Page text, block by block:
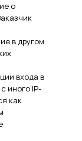
о
в другом
входа в
иного IP-
как